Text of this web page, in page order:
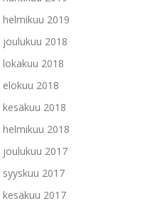
helmikuu 2019
joulukuu 2018
lokakuu 2018
elokuu 2018
kesäkuu 2018
helmikuu 2018
joulukuu 2017
syyskuu 2017
kesäkuu 2017